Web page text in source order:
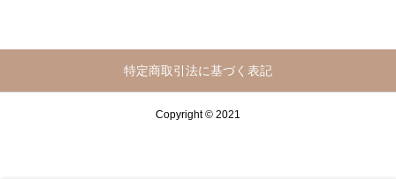
特定商取引法に基づく表記
Copyright © 2021